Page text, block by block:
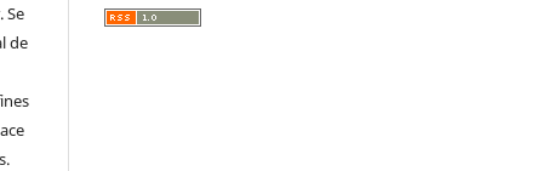
Se
de